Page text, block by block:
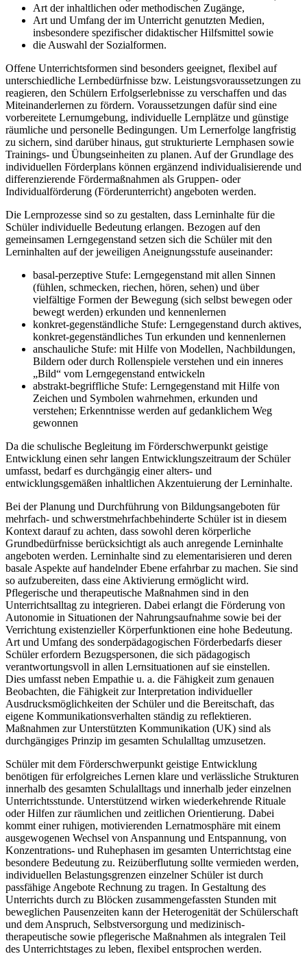
Art der inhaltlichen oder methodischen Zugänge,
Art und Umfang der im Unterricht genutzten Medien,
insbesondere spezifischer didaktischer Hilfsmittel sowie
die Auswahl der Sozialformen.
Offene Unterrichtsformen sind besonders geeignet, flexibel auf
unterschiedliche Lernbedürfnisse bzw. Leistungsvoraussetzungen zu
reagieren, den Schülern Erfolgserlebnisse zu verschaffen und das
Miteinanderlernen zu fördern. Voraussetzungen dafür sind eine
vorbereitete Lernumgebung, individuelle Lernplätze und günstige
räumliche und personelle Bedingungen. Um Lernerfolge langfristig
zu sichern, sind darüber hinaus, gut strukturierte Lernphasen sowie
Trainings- und Übungseinheiten zu planen. Auf der Grundlage des
individuellen Förderplans können ergänzend individualisierende und
differenzierende Fördermaßnahmen als Gruppen- oder
Individualförderung (Förderunterricht) angeboten werden.
Die Lernprozesse sind so zu gestalten, dass Lerninhalte für die
Schüler individuelle Bedeutung erlangen. Bezogen auf den
gemeinsamen Lerngegenstand setzen sich die Schüler mit den
Lerninhalten auf der jeweiligen Aneignungsstufe auseinander:
basal-perzeptive Stufe: Lerngegenstand mit allen Sinnen
(fühlen, schmecken, riechen, hören, sehen) und über
vielfältige Formen der Bewegung (sich selbst bewegen oder
bewegt werden) erkunden und kennenlernen
konkret-gegenständliche Stufe: Lerngegenstand durch aktives,
konkret-gegenständliches Tun erkunden und kennenlernen
anschauliche Stufe: mit Hilfe von Modellen, Nachbildungen,
Bildern oder durch Rollenspiele verstehen und ein inneres
„Bild“ vom Lerngegenstand entwickeln
abstrakt-begriffliche Stufe: Lerngegenstand mit Hilfe von
Zeichen und Symbolen wahrnehmen, erkunden und
verstehen; Erkenntnisse werden auf gedanklichem Weg
gewonnen
Da die schulische Begleitung im Förderschwerpunkt geistige
Entwicklung einen sehr langen Entwicklungszeitraum der Schüler
umfasst, bedarf es durchgängig einer alters- und
entwicklungsgemäßen inhaltlichen Akzentuierung der Lerninhalte.
Bei der Planung und Durchführung von Bildungsangeboten für
mehrfach- und schwerstmehrfachbehinderte Schüler ist in diesem
Kontext darauf zu achten, dass sowohl deren körperliche
Grundbedürfnisse berücksichtigt als auch anregende Lerninhalte
angeboten werden. Lerninhalte sind zu elementarisieren und deren
basale Aspekte auf handelnder Ebene erfahrbar zu machen. Sie sind
so aufzubereiten, dass eine Aktivierung ermöglicht wird.
Pflegerische und therapeutische Maßnahmen sind in den
Unterrichtsalltag zu integrieren. Dabei erlangt die Förderung von
Autonomie in Situationen der Nahrungsaufnahme sowie bei der
Verrichtung existenzieller Körperfunktionen eine hohe Bedeutung.
Art und Umfang des sonderpädagogischen Förderbedarfs dieser
Schüler erfordern Bezugspersonen, die sich pädagogisch
verantwortungsvoll in allen Lernsituationen auf sie einstellen.
Dies umfasst neben Empathie u. a. die Fähigkeit zum genauen
Beobachten, die Fähigkeit zur Interpretation individueller
Ausdrucksmöglichkeiten der Schüler und die Bereitschaft, das
eigene Kommunikationsverhalten ständig zu reflektieren.
Maßnahmen zur Unterstützten Kommunikation (UK) sind als
durchgängiges Prinzip im gesamten Schulalltag umzusetzen.
Schüler mit dem Förderschwerpunkt geistige Entwicklung
benötigen für erfolgreiches Lernen klare und verlässliche Strukturen
innerhalb des gesamten Schulalltags und innerhalb jeder einzelnen
Unterrichtsstunde. Unterstützend wirken wiederkehrende Rituale
oder Hilfen zur räumlichen und zeitlichen Orientierung. Dabei
kommt einer ruhigen, motivierenden Lernatmosphäre mit einem
ausgewogenen Wechsel von Anspannung und Entspannung, von
Konzentrations- und Ruhephasen im gesamten Unterrichtstag eine
besondere Bedeutung zu. Reizüberflutung sollte vermieden werden,
individuellen Belastungsgrenzen einzelner Schüler ist durch
passfähige Angebote Rechnung zu tragen. In Gestaltung des
Unterrichts durch zu Blöcken zusammengefassten Stunden mit
beweglichen Pausenzeiten kann der Heterogenität der Schülerschaft
und dem Anspruch, Selbstversorgung und medizinisch-
therapeutische sowie pflegerische Maßnahmen als integralen Teil
des Unterrichtstages zu leben, flexibel entsprochen werden.